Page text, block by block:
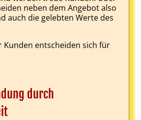
neben dem Angebot also
auch die gelebten Werte des
Kunden entscheiden sich für
durch